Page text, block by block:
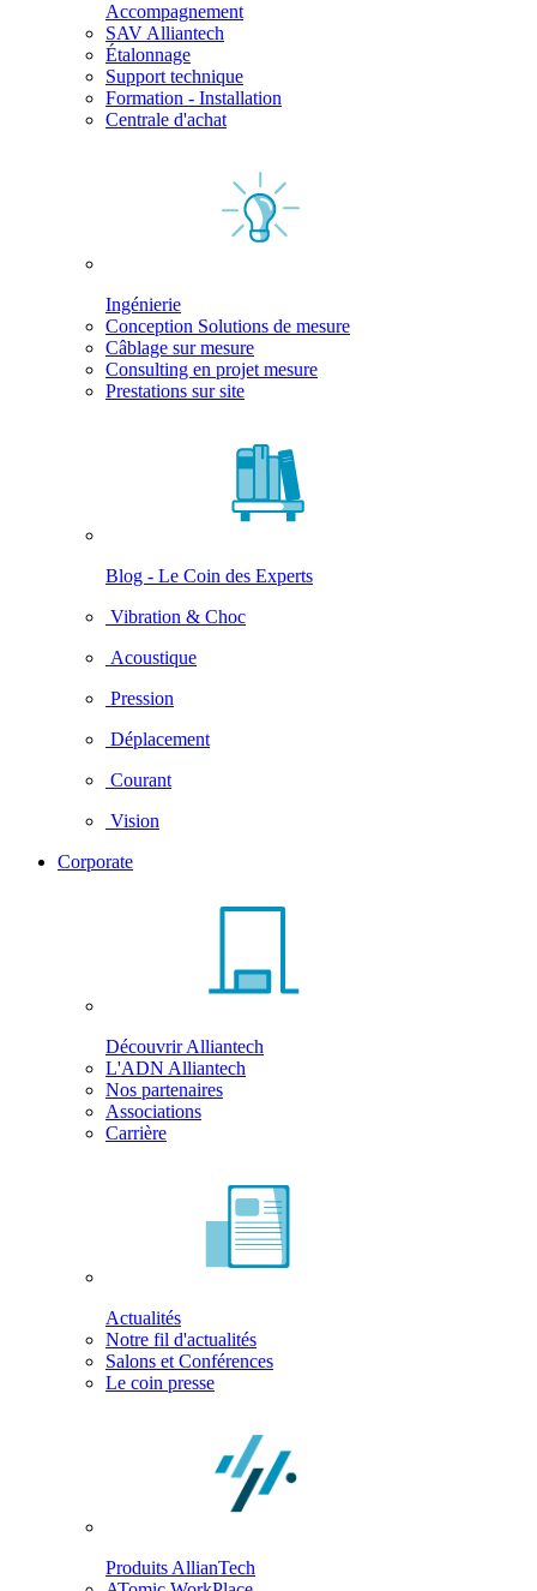
Accompagnement
SAV Alliantech
Étalonnage
Support technique
Formation - Installation
Centrale d'achat
Ingénierie
Conception Solutions de mesure
Câblage sur mesure
Consulting en projet mesure
Prestations sur site
Blog - Le Coin des Experts
Vibration & Choc
Acoustique
Pression
Déplacement
Courant
Vision
Corporate
Découvrir Alliantech
L'ADN Alliantech
Nos partenaires
Associations
Carrière
Actualités
Notre fil d'actualités
Salons et Conférences
Le coin presse
Produits AllianTech